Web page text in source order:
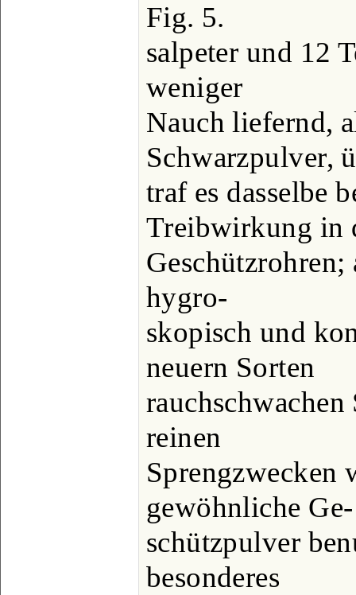
Fig. 5.
salpeter und 12
weniger
Nauch liefernd,
Schwarzpulver,
traf es dasselbe
Treibwirkung in
hygro-
skopisch und
neuern Sorten
reinen
Sprengzwecken
gewöhnliche Ge-
schützpulver
besonderes